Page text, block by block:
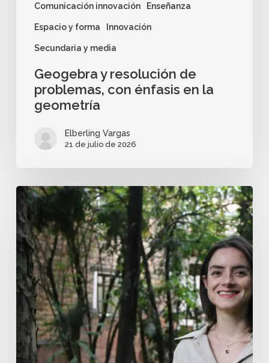
Comunicación innovación Enseñanza
Espacio y forma Innovación
Secundaria y media
Geogebra y resolución de
problemas, con énfasis en la
geometría
Elberling Vargas
21 de julio de 2026